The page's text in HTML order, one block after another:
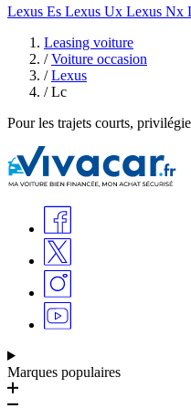
Lexus Es Lexus Ux Lexus Nx
Leasing voiture
/ Voiture occasion
/ Lexus
/ Lc
Pour les trajets courts,
Marques populaires